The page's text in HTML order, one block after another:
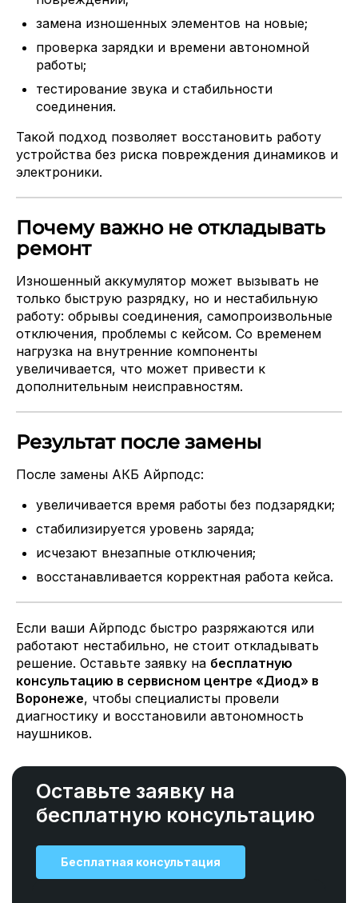
замена изношенных элементов на новые;
проверка зарядки и времени автономной
работы;
тестирование звука и стабильности
соединения.
Такой подход позволяет восстановить работу
устройства без риска повреждения динамиков и
электроники.
Почему важно не откладывать
ремонт
Изношенный аккумулятор может вызывать не
только быструю разрядку, но и нестабильную
работу: обрывы соединения, самопроизвольные
отключения, проблемы с кейсом. Со временем
нагрузка на внутренние компоненты
увеличивается, что может привести к
дополнительным неисправностям.
Результат после замены
После замены АКБ Айрподс:
увеличивается время работы без подзарядки;
стабилизируется уровень заряда;
исчезают внезапные отключения;
восстанавливается корректная работа кейса.
Если ваши Айрподс быстро разряжаются или
работают нестабильно, не стоит откладывать
решение. Оставьте заявку на бесплатную
консультацию в сервисном центре «Диод» в
Воронеже, чтобы специалисты провели
диагностику и восстановили автономность
наушников.
Оставьте заявку на
бесплатную консультацию
Бесплатная консультация